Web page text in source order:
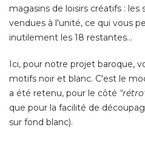
magasins de loisirs créatifs :
vendues à l'unité, ce qui vous
inutilement les 18 restantes...
Ici, pour notre projet baroque,
motifs noir et blanc. C'est le
a été retenu, pour le côté
que pour la facilité de
sur fond blanc).